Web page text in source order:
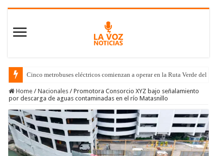
Cinco metrobuses eléctricos comienzan a operar en la Ruta Verde del
Home / Nacionales / Promotora Consorcio XYZ bajo señalamiento
por descarga de aguas contaminadas en el río Matasnillo